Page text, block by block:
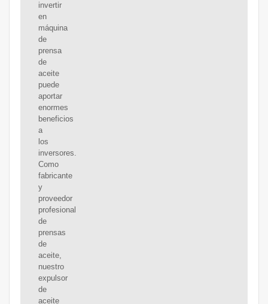
invertir
en
máquina
de
prensa
de
aceite
puede
aportar
enormes
beneficios
a
los
inversores.
Como
fabricante
y
proveedor
profesional
de
prensas
de
aceite,
nuestro
expulsor
de
aceite